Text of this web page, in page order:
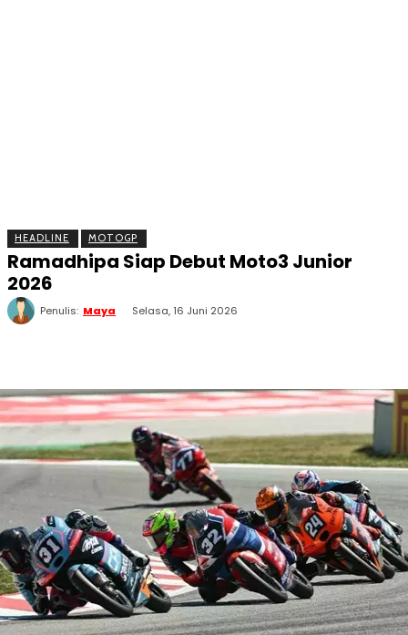
HEADLINE MOTOGP
Ramadhipa Siap Debut Moto3 Junior
2026
Penulis: Maya Selasa, 16 Juni 2026